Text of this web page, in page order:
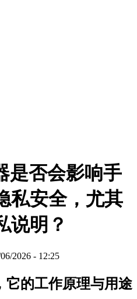
是否会影响手
私安全，尤其
说明？
2026 - 12:25
它的工作原理与用途